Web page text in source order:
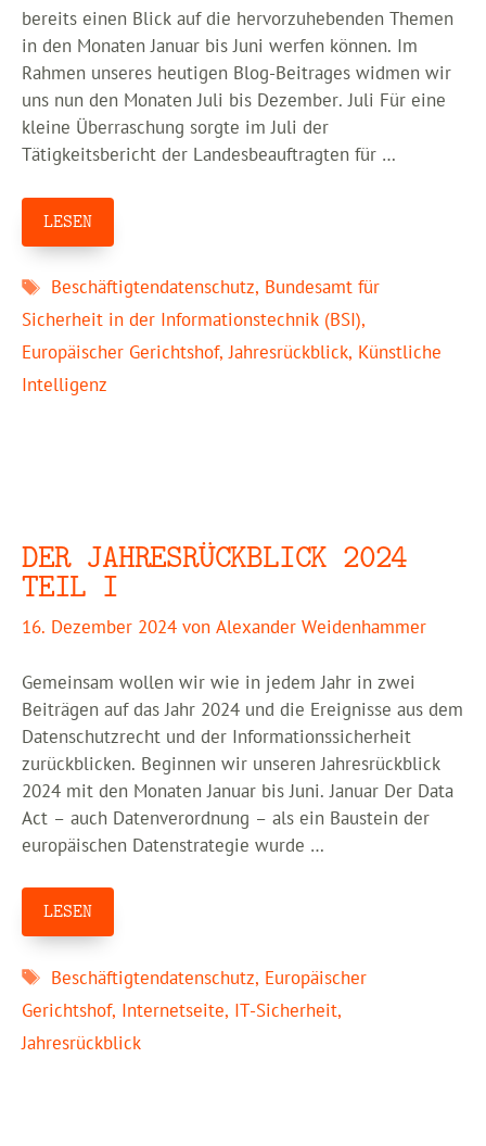
bereits einen Blick auf die hervorzuhebenden Themen
in den Monaten Januar bis Juni werfen können. Im
Rahmen unseres heutigen Blog-Beitrages widmen wir
uns nun den Monaten Juli bis Dezember. Juli Für eine
kleine Überraschung sorgte im Juli der
Tätigkeitsbericht der Landesbeauftragten für …
LESEN
Schlagwörter
Beschäftigtendatenschutz, Bundesamt für
Sicherheit in der Informationstechnik (BSI),
Europäischer Gerichtshof,Jahresrückblick, Künstliche
Intelligenz
DER JAHRESRÜCKBLICK 2024
TEIL I
16. Dezember 2024 von Alexander Weidenhammer
Gemeinsam wollen wir wie in jedem Jahr in zwei
Beiträgen auf das Jahr 2024 und die Ereignisse aus dem
Datenschutzrecht und der Informationssicherheit
zurückblicken. Beginnen wir unseren Jahresrückblick
2024 mit den Monaten Januar bis Juni. Januar Der Data
Act – auch Datenverordnung – als ein Baustein der
europäischen Datenstrategie wurde …
LESEN
Schlagwörter
Beschäftigtendatenschutz, Europäischer
Gerichtshof, Internetseite, IT-Sicherheit,
Jahresrückblick